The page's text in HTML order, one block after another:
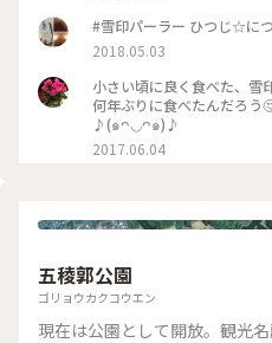
#雪印パーラー ひ
2018.05.03
小さい頃に良く食べた、雪
何年ぶりに食べたんだろう
♪(๑ᴖ◡ᴖ๑)♪
2017.06.04
五稜郭公園
ゴリョウカクコウエン
現在は公園として開放。観光